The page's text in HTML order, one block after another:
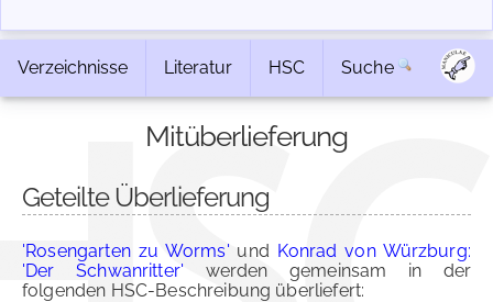
Verzeichnisse Literatur HSC Suche
Mitüberlieferung
Geteilte Überlieferung
'Rosengarten zu Worms' und Konrad von Würzburg:
'Der Schwanritter' werden gemeinsam in der
folgenden HSC-Beschreibung überliefert: